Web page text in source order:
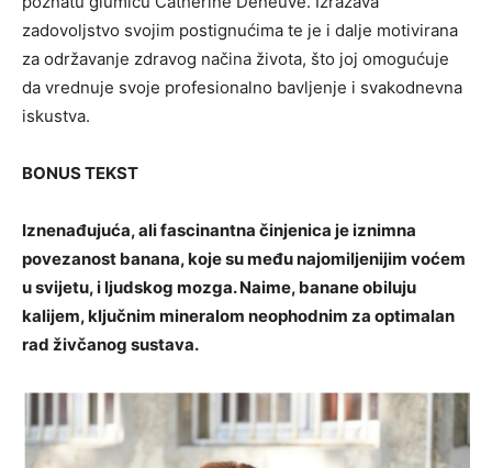
zadovoljstvo svojim postignućima te je i dalje motivirana
za održavanje zdravog načina života, što joj omogućuje
da vrednuje svoje profesionalno bavljenje i svakodnevna
iskustva.
BONUS TEKST
Iznenađujuća, ali fascinantna činjenica je iznimna
povezanost banana, koje su među najomiljenijim voćem
u svijetu, i ljudskog mozga. Naime, banane obiluju
kalijem, ključnim mineralom neophodnim za optimalan
rad živčanog sustava.